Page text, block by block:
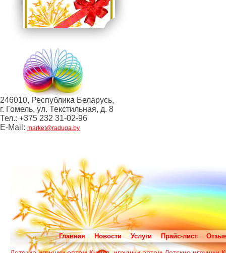
246010, Республика Беларусь,
г. Гомель, ул. Текстильная, д. 8
Тел.: +375 232 31-02-96
E-Mail: market@raduga.by
Главная Новости Услуги Прайс-лист